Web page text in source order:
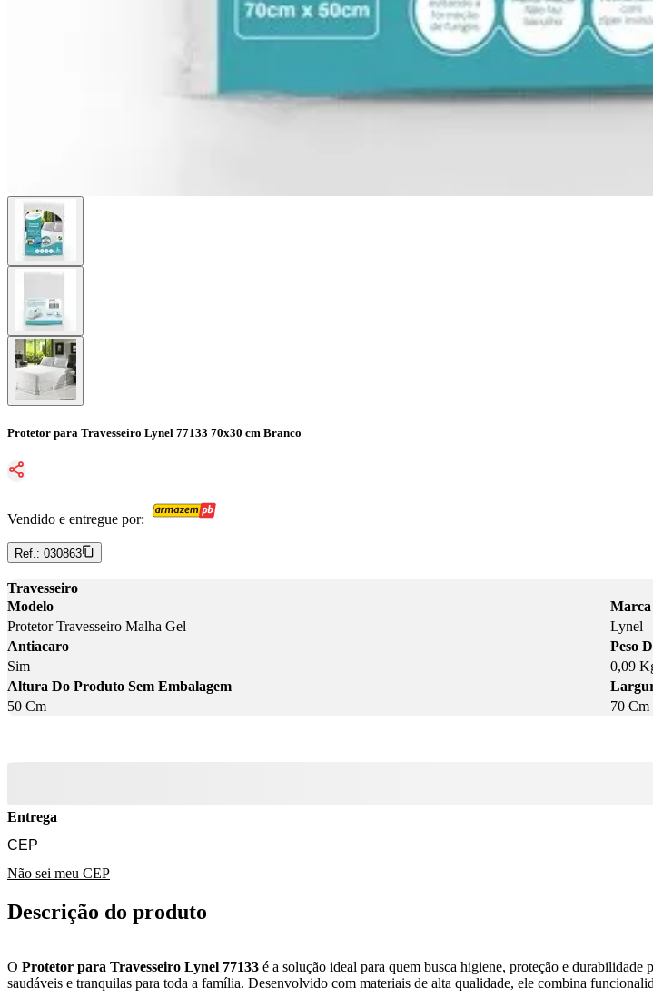
Protetor para Travesseiro Lynel 77133 70x30 cm Branco
Vendido e entregue por:
Ref.: 030863
Travesseiro
Modelo
Protetor Travesseiro Malha Gel
Marca
Lynel
Antiacaro
Sim
Peso
0,09
Altura Do Produto Sem Embalagem
50 Cm
70 Cm
Entrega
Não sei meu CEP
Descrição do produto
O Protetor para Travesseiro Lynel 77133 é a solução ideal para quem busca higiene, proteção e
saudáveis e tranquilas para toda a família. Desenvolvido com materiais de alta qualidade, ele combina